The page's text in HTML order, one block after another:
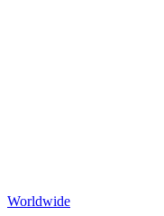
Worldwide